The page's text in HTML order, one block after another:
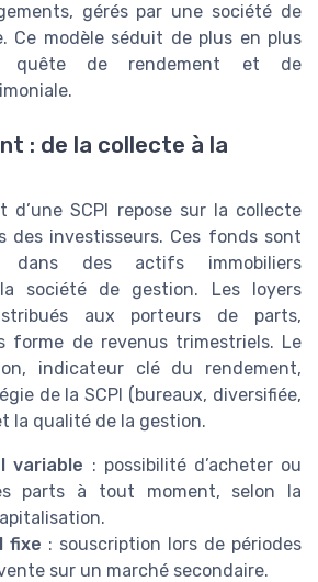
gérés par une société de
Ce modèle séduit de plus en plus
quête de rendement et de
: de la collecte à la
d’une SCPI repose sur la collecte
des investisseurs. Ces fonds sont
dans des actifs immobiliers
société de gestion. Les loyers
aux porteurs de parts,
forme de revenus trimestriels. Le
indicateur clé du rendement,
de la SCPI (bureaux, diversifiée,
la qualité de la gestion.
variable : possibilité d’acheter ou
parts à tout moment, selon la
fixe : souscription lors de périodes
sur un marché secondaire.